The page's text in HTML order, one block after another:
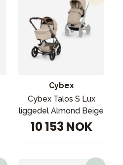
Cybex
Cybex Talos S Lux
liggedel Almond Beige
10 153 NOK